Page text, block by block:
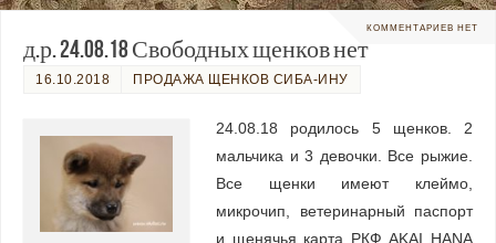
КОММЕНТАРИЕВ НЕТ
д.р. 24.08.18 Свободных щенков нет
16.10.2018 ПРОДАЖА ЩЕНКОВ СИБА-ИНУ
24.08.18 родилось 5 щенков. 2
мальчика и 3 девочки. Все рыжие.
Все щенки имеют клеймо,
микрочип, ветеринарный паспорт
и щенячья карта РКФ AKAI HANA